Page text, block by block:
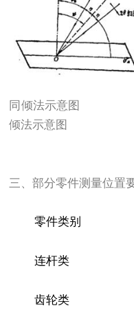
同倾法
倾法示意图
三、部分零件测量位置
零件类别
连杆类
齿轮类